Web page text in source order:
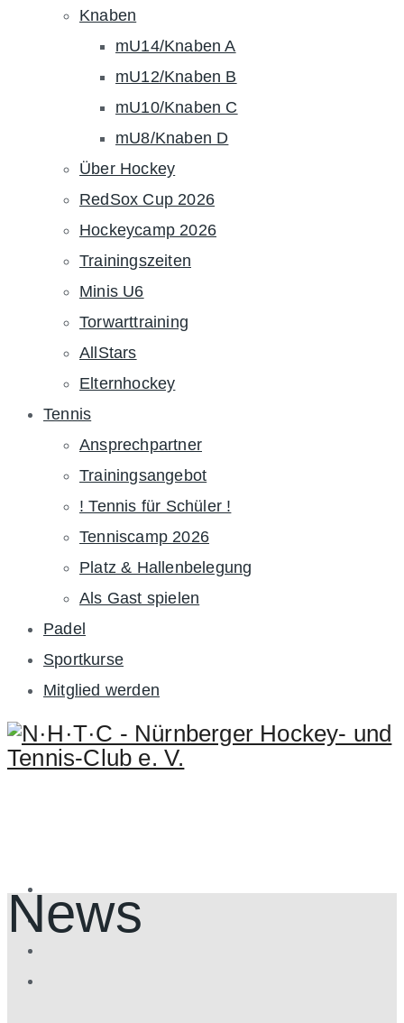
Knaben
mU14/Knaben A
mU12/Knaben B
mU10/Knaben C
mU8/Knaben D
Über Hockey
RedSox Cup 2026
Hockeycamp 2026
Trainingszeiten
Minis U6
Torwarttraining
AllStars
Elternhockey
Tennis
Ansprechpartner
Trainingsangebot
! Tennis für Schüler !
Tenniscamp 2026
Platz & Hallenbelegung
Als Gast spielen
Padel
Sportkurse
Mitglied werden
News